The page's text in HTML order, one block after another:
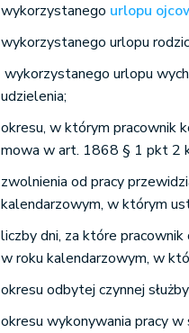
wykorzystanego urlopu
wykorzystanego urlopu
wykorzystanego urlopu
udzielenia;
okresu, w którym pracownik
mowa w art. 1868 § 1 pkt 2
zwolnienia od pracy
kalendarzowym, w którym
liczby dni, za które
w roku kalendarzowym, w
okresu odbytej czynnej
okresu wykonywania pracy